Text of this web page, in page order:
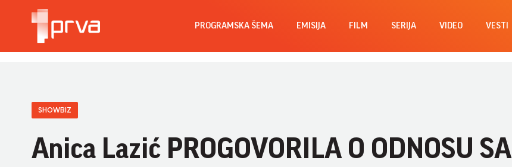
PROGRAMSKA ŠEMA EMISIJA FILM SERIJA VIDEO VESTI
SHOWBIZ
Anica Lazić PROGOVORILA O ODNOSU SA